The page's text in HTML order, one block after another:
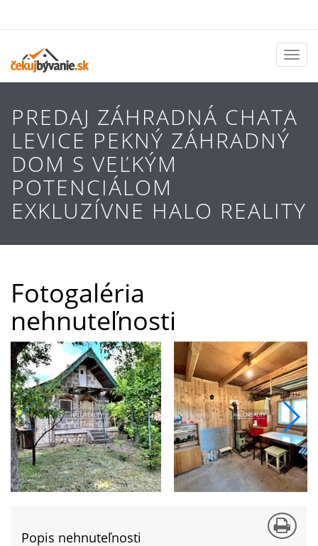
PREDAJ ZÁHRADNÁ CHATA
LEVICE PEKNÝ ZÁHRADNÝ
DOM S VEĽKÝM
POTENCIÁLOM
EXKLUZÍVNE HALO REALITY
Fotogaléria
nehnuteľnosti
Popis nehnuteľnosti